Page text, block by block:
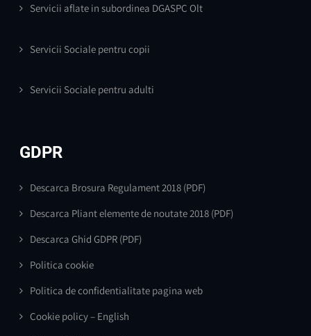
Servicii aflate in subordinea DGASPC Olt
Servicii Sociale pentru copii
Servicii Sociale pentru adulti
GDPR
Descarca Brosura Regulament 2018 (PDF)
Descarca Pliant elemente de noutate 2018 (PDF)
Descarca Ghid GDPR (PDF)
Politica cookie
Politica de confidentialitate pagina web
Cookie policy – English